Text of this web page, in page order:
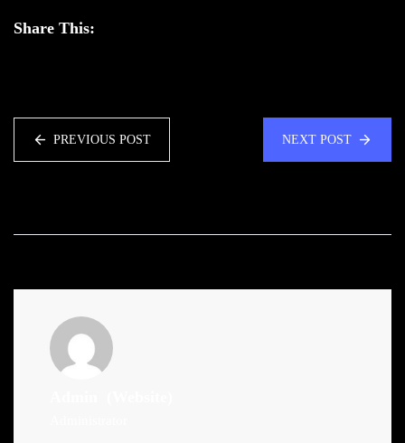
Share This:
PREVIOUS POST NEXT POST